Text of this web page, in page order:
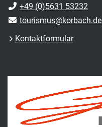
+49 (0)5631 53232
tourismus@korbach.de
Kontaktformular